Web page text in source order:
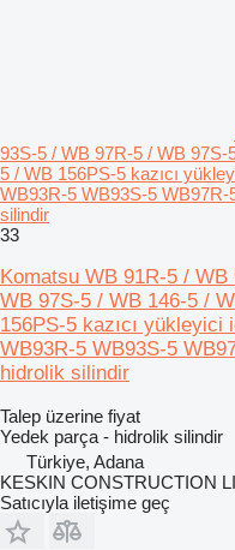
93S-5 / WB 97R-5 / WB
5 / WB 156PS-5 kazıcı
WB93R-5 WB93S-5
silindir
33
Komatsu WB 91R-5 /
WB 97S-5 / WB 146-5 /
156PS-5 kazıcı
WB93R-5 WB93S-5
hidrolik silindir
Talep üzerine fiyat
Yedek parça - hidrolik silindir
Türkiye, Adana
KESKIN CONSTRUCTION
Satıcıyla iletişime geç